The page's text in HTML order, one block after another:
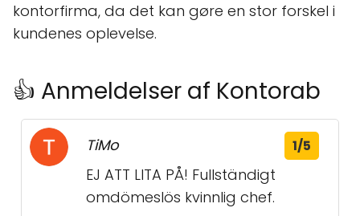
kontorfirma, da det kan gøre en stor forskel i
kundenes oplevelse.
👍 Anmeldelser af Kontorab
TiMo 1/5
EJ ATT LITA PÅ! Fullständigt
omdömeslös kvinnlig chef.